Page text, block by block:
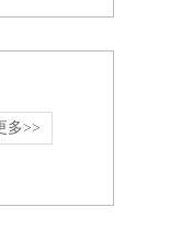
多>>